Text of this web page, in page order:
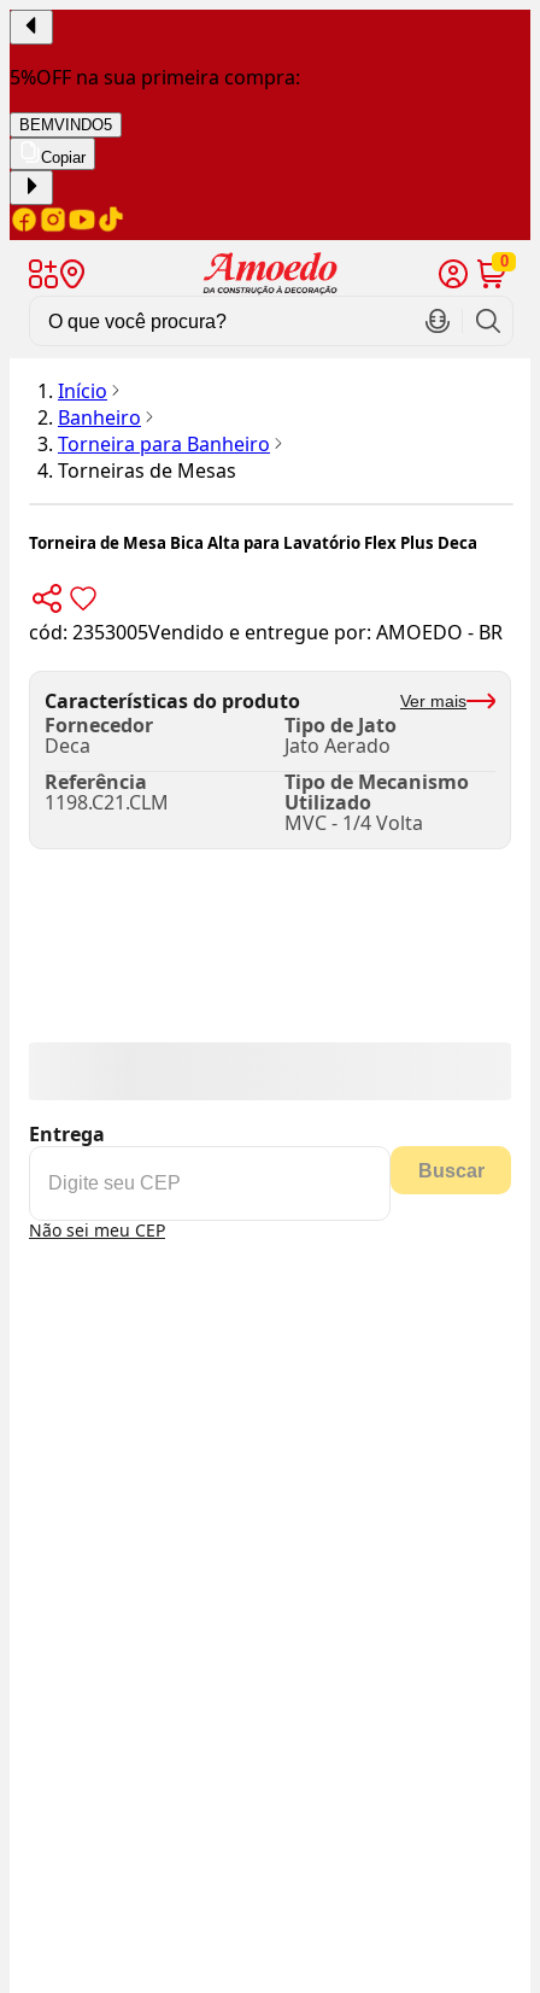
5%OFF na sua primeira compra:
BEMVINDO5
Copiar
0
Início
Banheiro
Torneira para Banheiro
Torneiras de Mesas
Torneira de Mesa Bica Alta para Lavatório Flex Plus Deca
cód: 2353005Vendido e entregue por: AMOEDO - BR
Características do produto Ver mais
Fornecedor
Deca
Tipo de Jato
Jato Aerado
Referência
1198.C21.CLM
Tipo de Mecanismo
Utilizado
MVC - 1/4 Volta
Entrega
Buscar
Não sei meu CEP